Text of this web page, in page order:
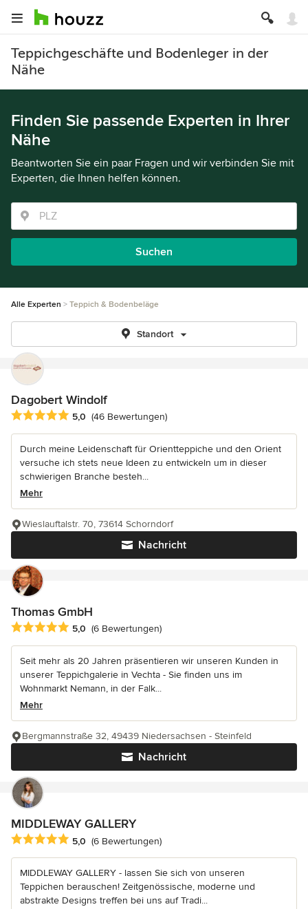
Teppichgeschäfte und Bodenleger in der
Nähe
Finden Sie passende Experten in Ihrer
Nähe
Beantworten Sie ein paar Fragen und wir verbinden Sie mit
Experten, die Ihnen helfen können.
Suchen
Alle Experten Teppich & Bodenbeläge
Standort
Dagobert Windolf
Durchschnittliche Bewertung: 5 von 5 Sternen
5,0 (46 Bewertungen)
Durch meine Leidenschaft für Orientteppiche und den Orient
versuche ich stets neue Ideen zu entwickeln um in dieser
schwierigen Branche besteh...
Mehr
Nachricht
Wieslauftalstr. 70, 73614 Schorndorf
Thomas GmbH
Durchschnittliche Bewertung: 5 von 5 Sternen
5,0 (6 Bewertungen)
Seit mehr als 20 Jahren präsentieren wir unseren Kunden in
unserer Teppichgalerie in Vechta - Sie finden uns im
Wohnmarkt Nemann, in der Falk...
Mehr
Nachricht
Bergmannstraße 32, 49439 Niedersachsen - Steinfeld
MIDDLEWAY GALLERY
Durchschnittliche Bewertung: 5 von 5 Sternen
5,0 (6 Bewertungen)
MIDDLEWAY GALLERY - lassen Sie sich von unseren
Teppichen berauschen! Zeitgenössische, moderne und
abstrakte Designs treffen bei uns auf Tradi...